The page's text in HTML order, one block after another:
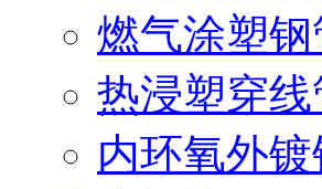
燃气涂塑钢
热浸塑穿线
内环氧外